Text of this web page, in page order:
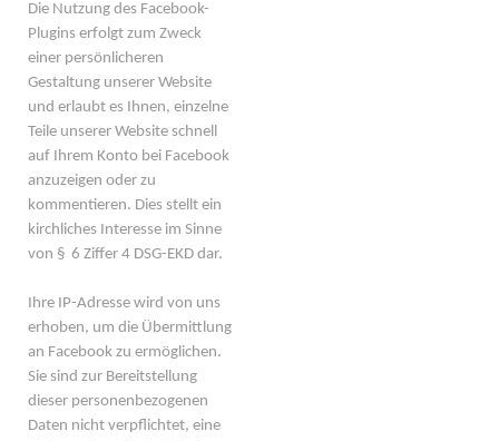
Die Nutzung des Facebook-
Plugins erfolgt zum Zweck
einer persönlicheren
Gestaltung unserer Website
und erlaubt es Ihnen, einzelne
Teile unserer Website schnell
auf Ihrem Konto bei Facebook
anzuzeigen oder zu
kommentieren. Dies stellt ein
kirchliches Interesse im Sinne
von § 6 Ziffer 4 DSG-EKD dar.
Ihre IP-Adresse wird von uns
erhoben, um die Übermittlung
an Facebook zu ermöglichen.
Sie sind zur Bereitstellung
dieser personenbezogenen
Daten nicht verpflichtet, eine